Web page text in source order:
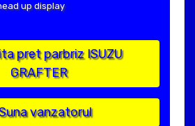
up display
pret parbriz ISUZU
GRAFTER
vanzatorul